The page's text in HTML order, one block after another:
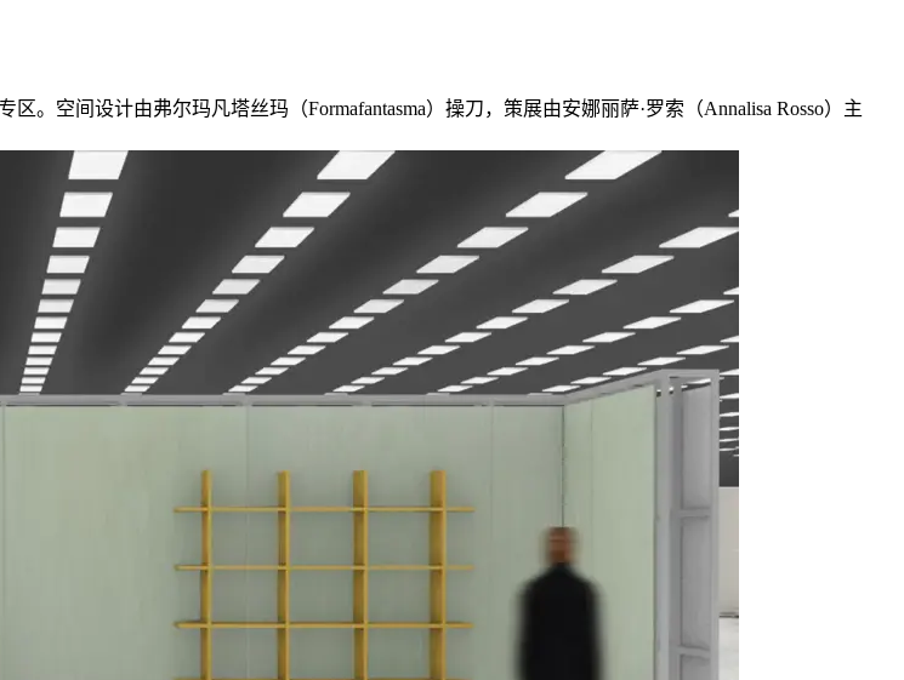
。空间设计由弗尔玛凡塔丝玛（Formafantasma）操刀，策展由安娜丽萨·罗索（Annalisa Rosso）主